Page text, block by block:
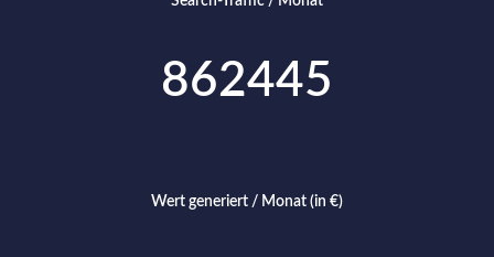
862445
Wert generiert / Monat (in €)